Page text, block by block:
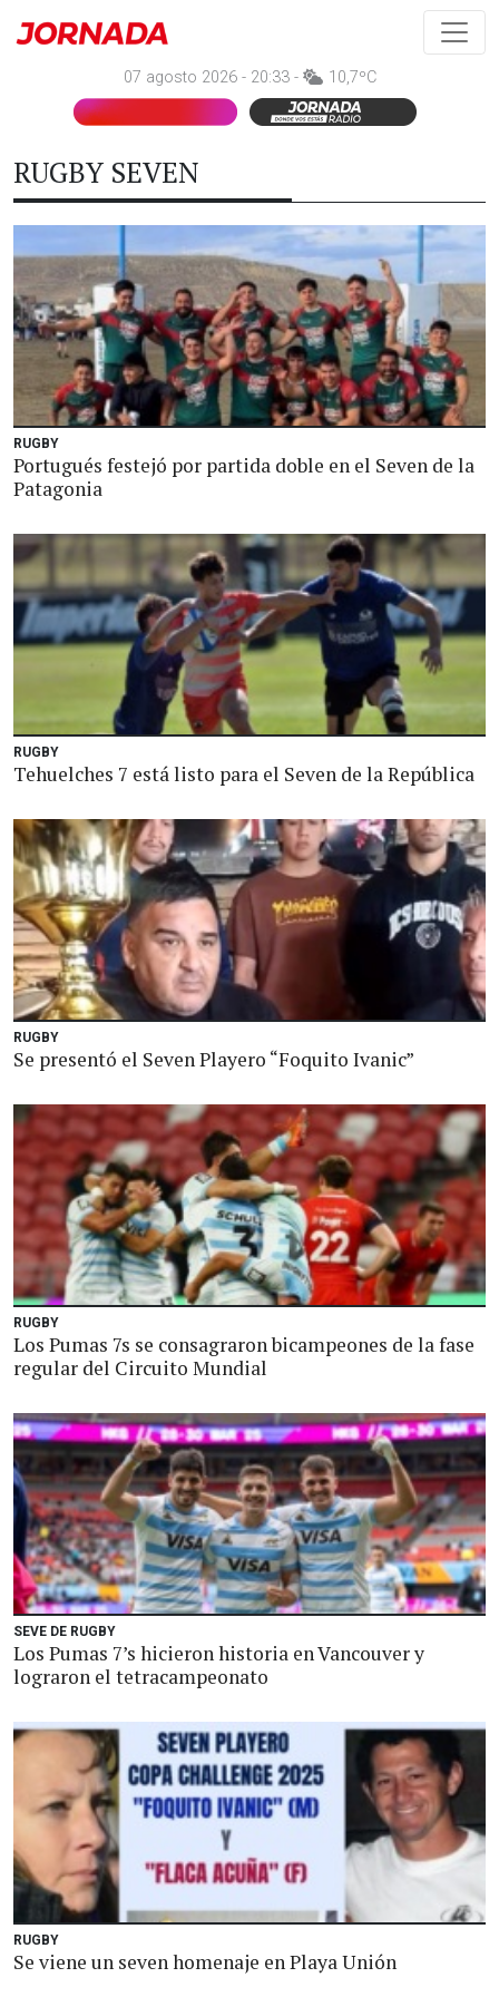
07 agosto 2026 - 20:33 - 10,7ºC
RUGBY SEVEN
RUGBY
Portugués festejó por partida doble en el Seven de la
Patagonia
RUGBY
Tehuelches 7 está listo para el Seven de la República
RUGBY
Se presentó el Seven Playero “Foquito Ivanic”
RUGBY
Los Pumas 7s se consagraron bicampeones de la fase
regular del Circuito Mundial
SEVE DE RUGBY
Los Pumas 7’s hicieron historia en Vancouver y
lograron el tetracampeonato
RUGBY
Se viene un seven homenaje en Playa Unión